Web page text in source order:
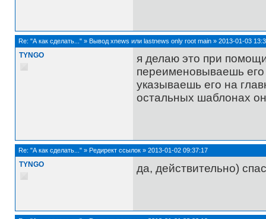
Re: "А как сделать..." » Вывод xnews или lastnews only root main » 2013-01-03
TYNGO
я делаю это при
переименовываешь
указываешь его на
остальных шаблонах
Re: "А как сделать..." » Редирект ссылок » 2013-01-02 09:37:17
TYNGO да, действительно)